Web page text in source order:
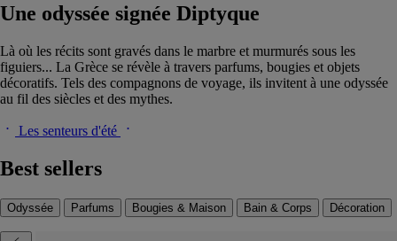
Une odyssée signée Diptyque
Là où les récits sont gravés dans le marbre et murmurés sous les
figuiers... La Grèce se révèle à travers parfums, bougies et objets
décoratifs. Tels des compagnons de voyage, ils invitent à une odyssée
au fil des siècles et des mythes.
Les senteurs d'été
Best sellers
Odyssée Parfums Bougies & Maison Bain & Corps Décoration